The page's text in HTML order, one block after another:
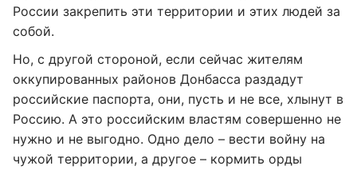
России закрепить эти территории и этих людей за
собой.
Но, с другой стороной, если сейчас жителям
оккупированных районов Донбасса раздадут
российские паспорта, они, пусть и не все, хлынут в
Россию. А это российским властям совершенно не
нужно и не выгодно. Одно дело – вести войну на
чужой территории, а другое – кормить орды